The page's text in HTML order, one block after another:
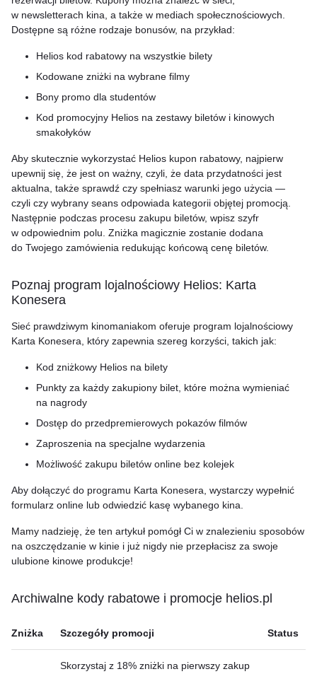
w newsletterach kina, a także w mediach społecznościowych.
Dostępne są różne rodzaje bonusów, na przykład:
Helios kod rabatowy na wszystkie bilety
Kodowane zniżki na wybrane filmy
Bony promo dla studentów
Kod promocyjny Helios na zestawy biletów i kinowych
smakołyków
Aby skutecznie wykorzystać Helios kupon rabatowy, najpierw
upewnij się, że jest on ważny, czyli, że data przydatności jest
aktualna, także sprawdź czy spełniasz warunki jego użycia —
czyli czy wybrany seans odpowiada kategorii objętej promocją.
Następnie podczas procesu zakupu biletów, wpisz szyfr
w odpowiednim polu. Zniżka magicznie zostanie dodana
do Twojego zamówienia redukując końcową cenę biletów.
Poznaj program lojalnościowy Helios: Karta
Konesera
Sieć prawdziwym kinomaniakom oferuje program lojalnościowy
Karta Konesera, który zapewnia szereg korzyści, takich jak:
Kod zniżkowy Helios na bilety
Punkty za każdy zakupiony bilet, które można wymieniać
na nagrody
Dostęp do przedpremierowych pokazów filmów
Zaproszenia na specjalne wydarzenia
Możliwość zakupu biletów online bez kolejek
Aby dołączyć do programu Karta Konesera, wystarczy wypełnić
formularz online lub odwiedzić kasę wybanego kina.
Mamy nadzieję, że ten artykuł pomógł Ci w znalezieniu sposobów
na oszczędzanie w kinie i już nigdy nie przepłacisz za swoje
ulubione kinowe produkcje!
Archiwalne kody rabatowe i promocje helios.pl
Zniżka Szczegóły promocji Status
Skorzystaj z 18% zniżki na pierwszy zakup